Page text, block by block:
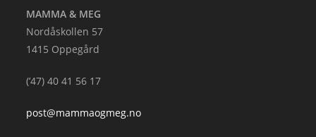
MAMMA & MEG
Nordåskollen 57
1415 Oppegård
(’47) 40 41 56 17
post@mammaogmeg.no